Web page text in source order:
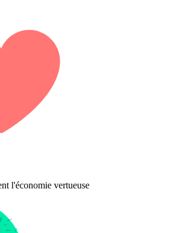
l'économie vertueuse